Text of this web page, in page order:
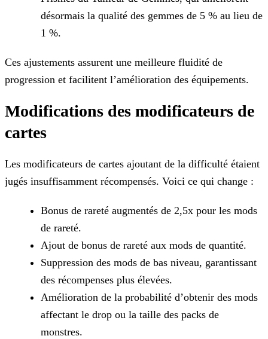
désormais la qualité des gemmes de 5 % au lieu de
1 %.
Ces ajustements assurent une meilleure fluidité de
progression et facilitent l’amélioration des équipements.
Modifications des modificateurs de
cartes
Les modificateurs de cartes ajoutant de la difficulté étaient
jugés insuffisamment récompensés. Voici ce qui change :
Bonus de rareté augmentés de 2,5x pour les mods
de rareté.
Ajout de bonus de rareté aux mods de quantité.
Suppression des mods de bas niveau, garantissant
des récompenses plus élevées.
Amélioration de la probabilité d’obtenir des mods
affectant le drop ou la taille des packs de
monstres.